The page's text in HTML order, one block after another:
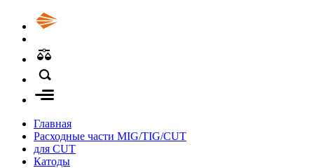
Главная
Расходные части MIG/TIG/CUT
для CUT
Катоды